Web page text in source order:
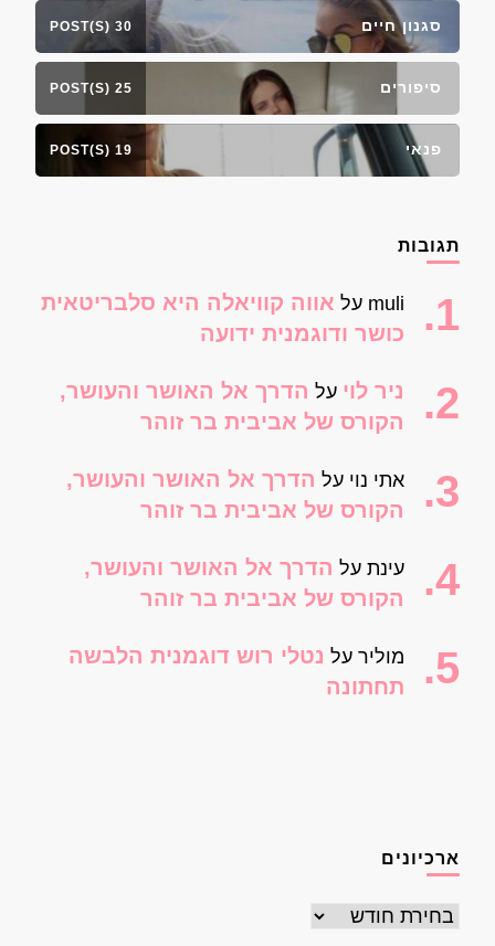
סגנון חיים 30 POST(S)
סיפורים 25 POST(S)
פנאי 19 POST(S)
תגובות
muli על אווה קוויאלה היא סלבריטאית
כושר ודוגמנית ידועה
ניר לוי על הדרך אל האושר והעושר,
הקורס של אביבית בר זוהר
אתי נוי על הדרך אל האושר והעושר,
הקורס של אביבית בר זוהר
עינת על הדרך אל האושר והעושר,
הקורס של אביבית בר זוהר
מוליר על נטלי רוש דוגמנית הלבשה
תחתונה
ארכיונים
ארכיונים